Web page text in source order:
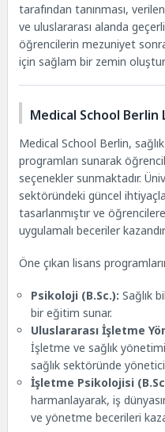
tarafından tanınması,
ve uluslararası alanda
öğrencilerin mezuniyet
için sağlam bir zemin
Medical School Berlin
Medical School Berlin,
programları sunarak
seçenekler sunmaktadır.
sektöründeki güncel
tasarlanmıştır ve
uygulamalı beceriler
Öne çıkan lisans
Psikoloji (B.Sc.): Sağlık
bir eğitim sunar.
Uluslararası İşletme
İşletme ve sağlık
sağlık sektöründe
İşletme Psikolojisi
harmanlayarak, iş
ve yönetme becerileri